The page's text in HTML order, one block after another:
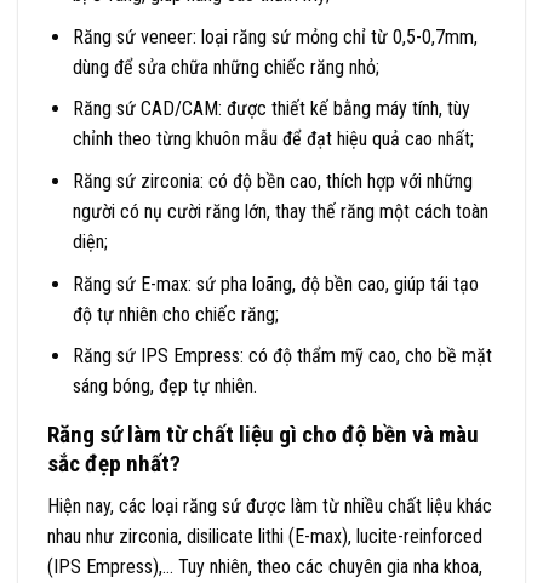
Răng sứ veneer: loại răng sứ mỏng chỉ từ 0,5-0,7mm,
dùng để sửa chữa những chiếc răng nhỏ;
Răng sứ CAD/CAM: được thiết kế bằng máy tính, tùy
chỉnh theo từng khuôn mẫu để đạt hiệu quả cao nhất;
Răng sứ zirconia: có độ bền cao, thích hợp với những
người có nụ cười răng lớn, thay thế răng một cách toàn
diện;
Răng sứ E-max: sứ pha loãng, độ bền cao, giúp tái tạo
độ tự nhiên cho chiếc răng;
Răng sứ IPS Empress: có độ thẩm mỹ cao, cho bề mặt
sáng bóng, đẹp tự nhiên.
Răng sứ làm từ chất liệu gì cho độ bền và màu
sắc đẹp nhất?
Hiện nay, các loại răng sứ được làm từ nhiều chất liệu khác
nhau như zirconia, disilicate lithi (E-max), lucite-reinforced
(IPS Empress),… Tuy nhiên, theo các chuyên gia nha khoa,